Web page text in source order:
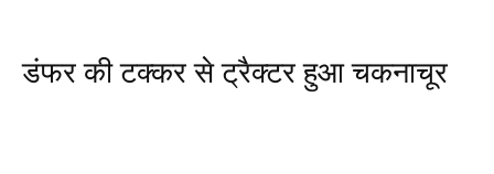
डंफर की टक्कर से ट्रैक्टर हुआ चकनाचूर